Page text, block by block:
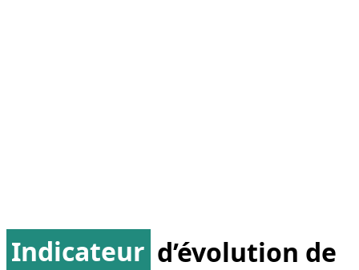
Indicateur d’évolution de